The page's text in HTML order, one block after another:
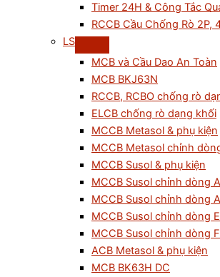
Timer 24H & Công Tắc
RCCB Cầu Chống Rò 2P,
LS
MCB và Cầu Dao An Toàn
MCB BKJ63N
RCCB, RCBO chống rò
ELCB chống rò dạng khối
MCCB Metasol & phụ kiện
MCCB Metasol chỉnh
MCCB Susol & phụ kiện
MCCB Susol chỉnh dòng
MCCB Susol chỉnh dòng
MCCB Susol chỉnh dòng
MCCB Susol chỉnh dòng
ACB Metasol & phụ kiện
MCB BK63H DC